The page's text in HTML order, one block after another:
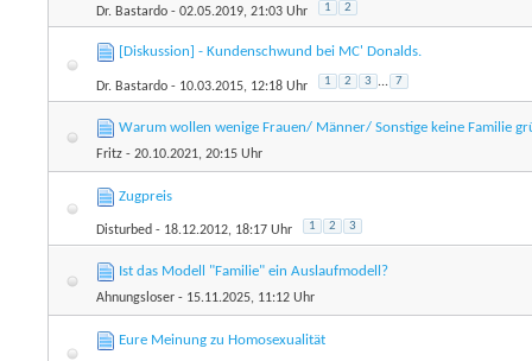
Dr. Bastardo - 02.05.2019, 21:03 Uhr 1 2
[Diskussion] - Kundenschwund bei MC' Donalds.
Dr. Bastardo - 10.03.2015, 12:18 Uhr 1 2 3 ... 7
Warum wollen wenige Frauen/ Männer/ Sonstige keine Familie
Fritz - 20.10.2021, 20:15 Uhr
Zugpreis
Disturbed - 18.12.2012, 18:17 Uhr 1 2 3
Ist das Modell "Familie" ein Auslaufmodell?
Ahnungsloser - 15.11.2025, 11:12 Uhr
Eure Meinung zu Homosexualität